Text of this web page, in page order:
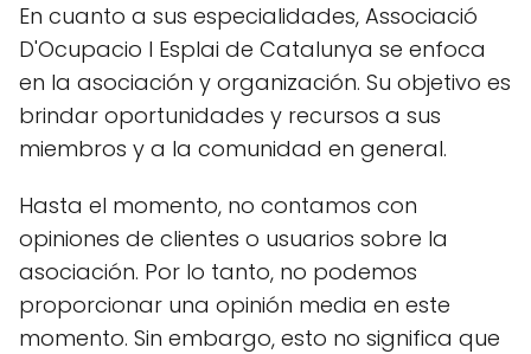
En cuanto a sus especialidades, Associació
D'Ocupacio I Esplai de Catalunya se enfoca
en la asociación y organización. Su objetivo es
brindar oportunidades y recursos a sus
miembros y a la comunidad en general.
Hasta el momento, no contamos con
opiniones de clientes o usuarios sobre la
asociación. Por lo tanto, no podemos
proporcionar una opinión media en este
momento. Sin embargo, esto no significa que